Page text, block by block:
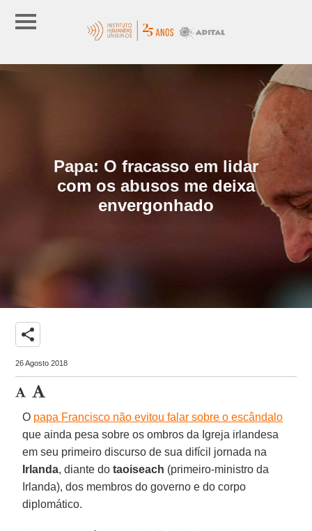
Papa: O fracasso em lidar
com os abusos me deixa
envergonhado
share
26 Agosto 2018
O papa Francisco não evitou falar sobre o escândalo
que ainda pesa sobre os ombros da Igreja irlandesa
em seu primeiro discurso de sua difícil jornada na
Irlanda, diante dotaoiseach (primeiro-ministro da
Irlanda), dos membros do governo e do corpo
diplomático.